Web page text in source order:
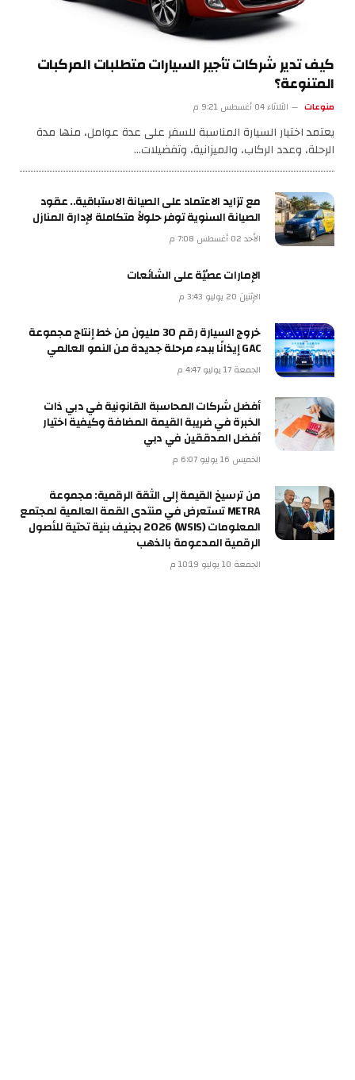
كيف تدير شركات تأجير السيارات متطلبات المركبات
المتنوعة؟
منوعات الثلاثاء 04 أغسطس 9:21 م
يعتمد اختيار السيارة المناسبة للسفر على عدة عوامل، منها مدة
الرحلة، وعدد الركاب، والميزانية، وتفضيلات…
مع تزايد الاعتماد على الصيانة الاستباقية.. عقود
الصيانة السنوية توفر حلولاً متكاملة لإدارة المنازل
الأحد 02 أغسطس 7:08 م
الإمارات عصيّة على الشائعات
الإثنين 20 يوليو 3:43 م
خروج السيارة رقم 30 مليون من خط إنتاج مجموعة
GAC إيذانًا ببدء مرحلة جديدة من النمو العالمي
الجمعة 17 يوليو 4:47 م
أفضل شركات المحاسبة القانونية في دبي ذات
الخبرة في ضريبة القيمة المضافة وكيفية اختيار
أفضل المدققين في دبي
الخميس 16 يوليو 6:07 م
من ترسيخ القيمة إلى الثقة الرقمية: مجموعة
METRA تستعرض في منتدى القمة العالمية لمجتمع
المعلومات (WSIS) 2026 بجنيف بنية تحتية للأصول
الرقمية المدعومة بالذهب
الجمعة 10 يوليو 10:19 م